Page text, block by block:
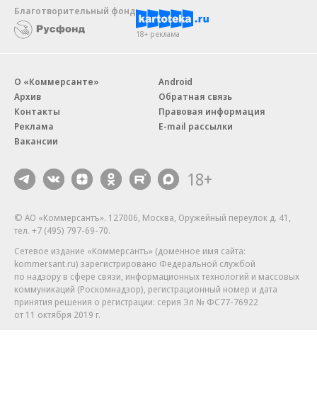
Благотворительный фонд
18+ реклама
О «Коммерсанте»
Архив
Контакты
Реклама
Вакансии
Android
Обратная связь
Правовая информация
E-mail рассылки
18+
© АО «Коммерсантъ». 127006, Москва, Оружейный переулок д. 41,
тел. +7 (495) 797-69-70.
Сетевое издание «Коммерсантъ» (доменное имя сайта:
kommersant.ru) зарегистрировано Федеральной службой
по надзору в сфере связи, информационных технологий и массовых
коммуникаций (Роскомнадзор), регистрационный номер и дата
принятия решения о регистрации: серия Эл № ФС77-76922
от 11 октября 2019 г.